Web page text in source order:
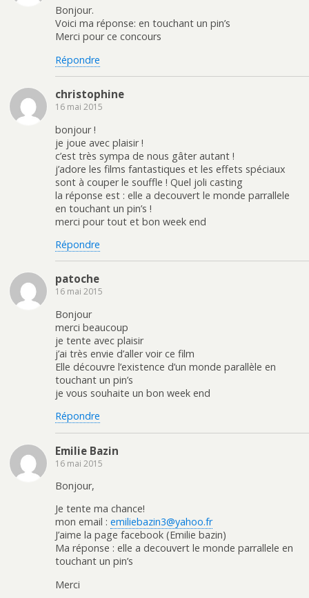
Bonjour.
Voici ma réponse: en touchant un pin’s
Merci pour ce concours
Répondre
christophine
16 mai 2015
bonjour !
je joue avec plaisir !
c’est très sympa de nous gâter autant !
j’adore les films fantastiques et les effets spéciaux
sont à couper le souffle ! Quel joli casting
la réponse est : elle a decouvert le monde parrallele
en touchant un pin’s !
merci pour tout et bon week end
Répondre
patoche
16 mai 2015
Bonjour
merci beaucoup
je tente avec plaisir
j’ai très envie d’aller voir ce film
Elle découvre l’existence d’un monde parallèle en
touchant un pin’s
je vous souhaite un bon week end
Répondre
Emilie Bazin
16 mai 2015
Bonjour,
Je tente ma chance!
mon email : emiliebazin3@yahoo.fr
J’aime la page facebook (Emilie bazin)
Ma réponse : elle a decouvert le monde parrallele en
touchant un pin’s
Merci